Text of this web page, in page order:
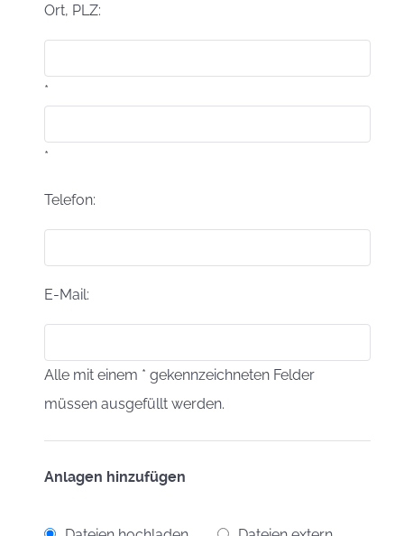
Ort, PLZ:
*
*
Telefon:
E-Mail:
Alle mit einem * gekennzeichneten Felder
müssen ausgefüllt werden.
Anlagen hinzufügen